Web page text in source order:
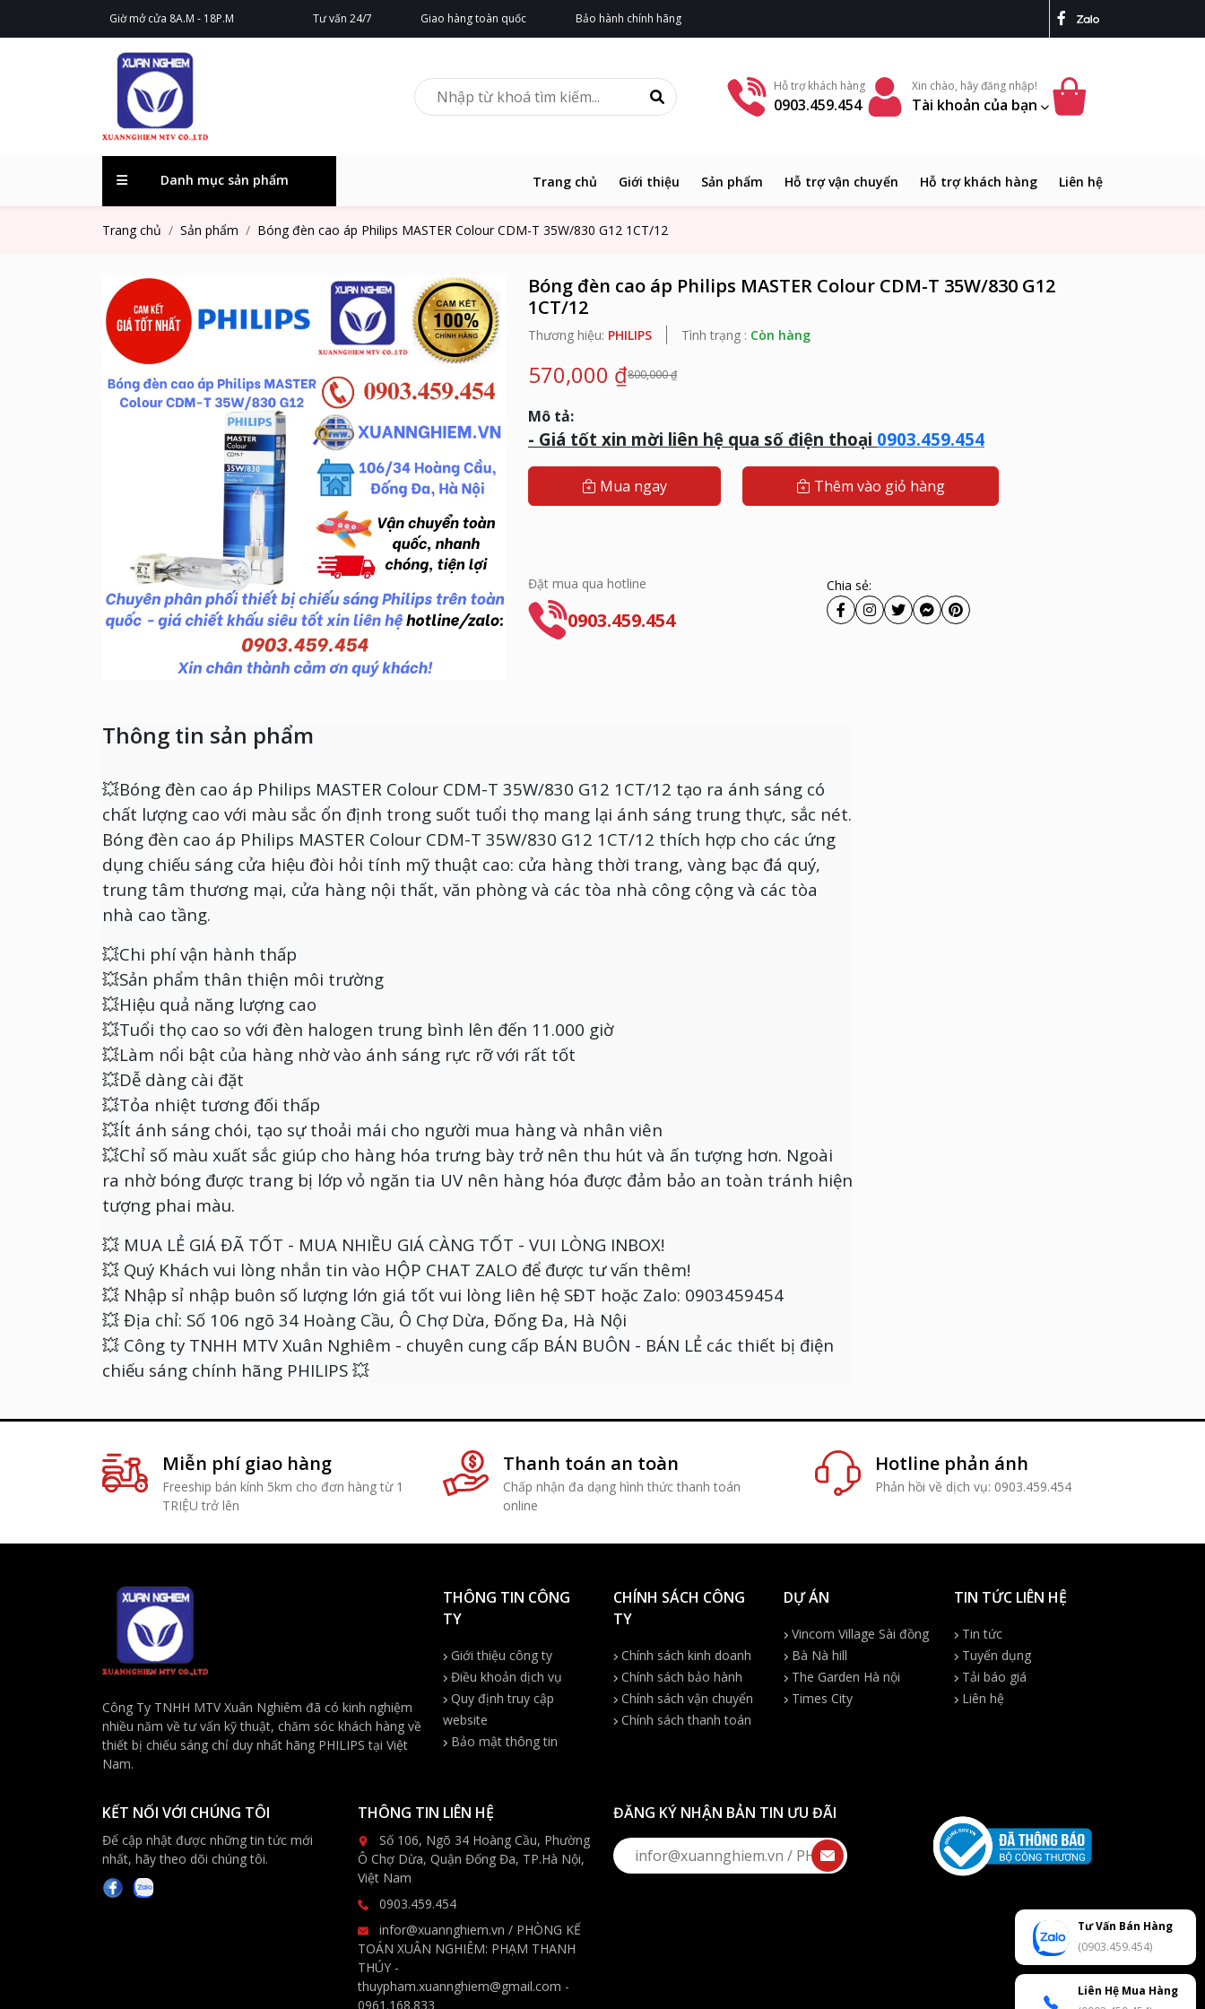
Tư Vấn Bán Hàng
(0903.459.454)
Liên Hệ Mua Hàng
Giờ mở cửa 8A.M - 18P.M Tư vấn 24/7 Giao hàng toàn quốc Bảo hành chính hãng
Hỗ trợ khách hàng
0903.459.454
Xin chào, hãy đăng nhập!
Tài khoản của bạn
Danh mục sản phẩm Trang chủ Giới thiệu Sản phẩm Hỗ trợ vận chuyển Hỗ trợ khách hàng Liên hệ
Trang chủ Sản phẩm Bóng đèn cao áp Philips MASTER Colour CDM-T 35W/830 G12 1CT/12
Bóng đèn cao áp Philips MASTER Colour CDM-T 35W/830 G12
1CT/12
Thương hiệu: PHILIPS Tình trạng : Còn hàng
570,000 ₫800,000 ₫
Mô tả:
- Giá tốt xin mời liên hệ qua số điện thoại 0903.459.454
Mua ngay Thêm vào giỏ hàng
Đặt mua qua hotline
0903.459.454
Chia sẻ:
Thông tin sản phẩm
💥Bóng đèn cao áp Philips MASTER Colour CDM-T 35W/830 G12 1CT/12 tạo ra ánh sáng có
chất lượng cao với màu sắc ổn định trong suốt tuổi thọ mang lại ánh sáng trung thực, sắc nét.
Bóng đèn cao áp Philips MASTER Colour CDM-T 35W/830 G12 1CT/12 thích hợp cho các ứng
dụng chiếu sáng cửa hiệu đòi hỏi tính mỹ thuật cao: cửa hàng thời trang, vàng bạc đá quý,
trung tâm thương mại, cửa hàng nội thất, văn phòng và các tòa nhà công cộng và các tòa
nhà cao tầng.
💥Chi phí vận hành thấp
💥Sản phẩm thân thiện môi trường
💥Hiệu quả năng lượng cao
💥Tuổi thọ cao so với đèn halogen trung bình lên đến 11.000 giờ
💥Làm nổi bật của hàng nhờ vào ánh sáng rực rỡ với rất tốt
💥Dễ dàng cài đặt
💥Tỏa nhiệt tương đối thấp
💥Ít ánh sáng chói, tạo sự thoải mái cho người mua hàng và nhân viên
💥​Chỉ số màu xuất sắc giúp cho hàng hóa trưng bày trở nên thu hút và ấn tượng hơn. Ngoài
ra nhờ bóng được trang bị lớp vỏ ngăn tia UV nên hàng hóa được đảm bảo an toàn tránh hiện
tượng phai màu.
💥 MUA LẺ GIÁ ĐÃ TỐT - MUA NHIỀU GIÁ CÀNG TỐT - VUI LÒNG INBOX!
💥 Quý Khách vui lòng nhắn tin vào HỘP CHAT ZALO để được tư vấn thêm!
💥 Nhập sỉ nhập buôn số lượng lớn giá tốt vui lòng liên hệ SĐT hoặc Zalo: 0903459454
💥 Địa chỉ: Số 106 ngõ 34 Hoàng Cầu, Ô Chợ Dừa, Đống Đa, Hà Nội
💥 Công ty TNHH MTV Xuân Nghiêm - chuyên cung cấp BÁN BUÔN - BÁN LẺ các thiết bị điện
chiếu sáng chính hãng PHILIPS 💥
Miễn phí giao hàng
Freeship bán kính 5km cho đơn hàng từ 1
TRIỆU trở lên
Thanh toán an toàn
Chấp nhận đa dạng hình thức thanh toán
online
Hotline phản ánh
Phản hồi về dịch vụ: 0903.459.454
Công Ty TNHH MTV Xuân Nghiêm đã có kinh nghiệm
nhiều năm về tư vấn kỹ thuật, chăm sóc khách hàng về
thiết bị chiếu sáng chỉ duy nhất hãng PHILIPS tại Việt
Nam.
THÔNG TIN CÔNG
TY
Giới thiệu công ty
Điều khoản dịch vụ
Quy định truy cập
website
Bảo mật thông tin
CHÍNH SÁCH CÔNG
TY
Chính sách kinh doanh
Chính sách bảo hành
Chính sách vận chuyển
Chính sách thanh toán
DỰ ÁN
Vincom Village Sài đồng
Bà Nà hill
The Garden Hà nội
Times City
TIN TỨC LIÊN HỆ
Tin tức
Tuyển dụng
Tải báo giá
Liên hệ
KẾT NỐI VỚI CHÚNG TÔI
Để cập nhật được những tin tức mới
nhất, hãy theo dõi chúng tôi.
THÔNG TIN LIÊN HỆ
Số 106, Ngõ 34 Hoàng Cầu, Phường
Ô Chợ Dừa, Quận Đống Đa, TP.Hà Nội,
Việt Nam
0903.459.454
infor@xuannghiem.vn / PHÒNG KẾ
TOÁN XUÂN NGHIÊM: PHẠM THANH
THÚY -
thuypham.xuannghiem@gmail.com -
0961.168.833
ĐĂNG KÝ NHẬN BẢN TIN ƯU ĐÃI